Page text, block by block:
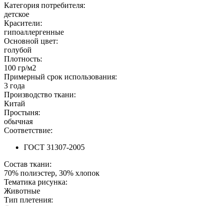
Категория потребителя:
детское
Красители:
гипоаллергенные
Основной цвет:
голубой
Плотность:
100 гр/м2
Примерный срок использования:
3 года
Производство ткани:
Китай
Простыня:
обычная
Соответствие:
ГОСТ 31307-2005
Состав ткани:
70% полиэстер, 30% хлопок
Тематика рисунка:
Животные
Тип плетения: